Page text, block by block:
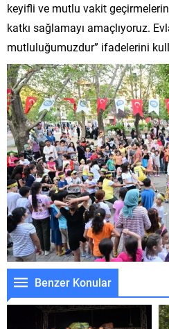
keyifli ve mutlu vakit
katkı sağlamayı amaçlıyoruz.
mutluluğumuzdur” ifadelerini
Benzer Konular